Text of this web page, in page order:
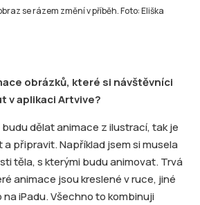
se rázem změní v příběh. Foto: Eliška
obrázků, které si návštěvníci
v aplikaci Artvive?
dělat animace z ilustrací, tak je
a připravit. Například jsem si musela
těla, s kterými budu animovat. Trvá
animace jsou kreslené v ruce, jiné
iPadu. Všechno to kombinuji